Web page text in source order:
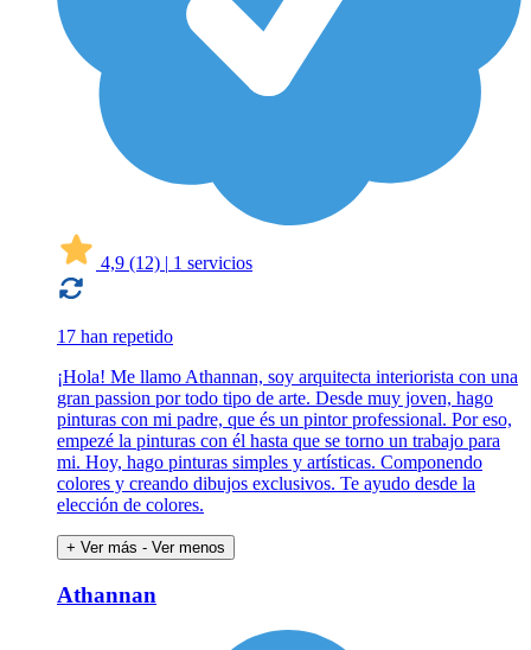
4,9 (12) | 1 servicios
17 han repetido
¡Hola! Me llamo Athannan, soy arquitecta interiorista con una
gran passion por todo tipo de arte. Desde muy joven, hago
pinturas con mi padre, que és un pintor professional. Por eso,
empezé la pinturas con él hasta que se torno un trabajo para
mi. Hoy, hago pinturas simples y artísticas. Componendo
colores y creando dibujos exclusivos. Te ayudo desde la
elección de colores.
+ Ver más - Ver menos
Athannan